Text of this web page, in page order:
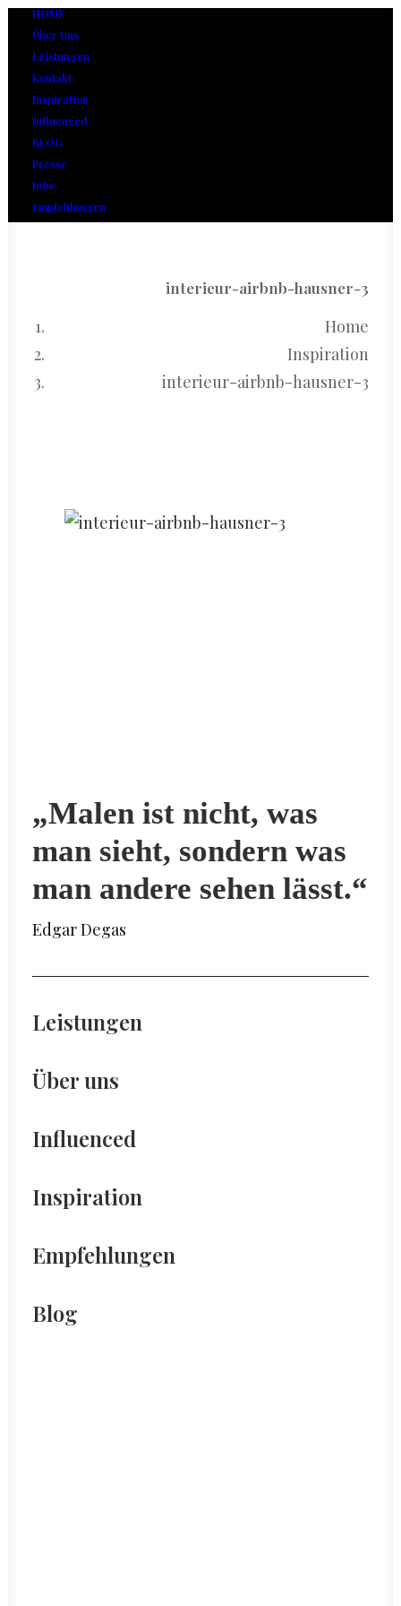
HOME
Über Uns
Leistungen
Kontakt
Inspiration
Influenced
BLOG
Presse
Jobs
Empfehlungen
interieur-airbnb-hausner-3
Home
Inspiration
interieur-airbnb-hausner-3
„Malen ist nicht, was
man sieht, sondern was
man andere sehen lässt.“
Edgar Degas
Leistungen
Über uns
Influenced
Inspiration
Empfehlungen
Blog